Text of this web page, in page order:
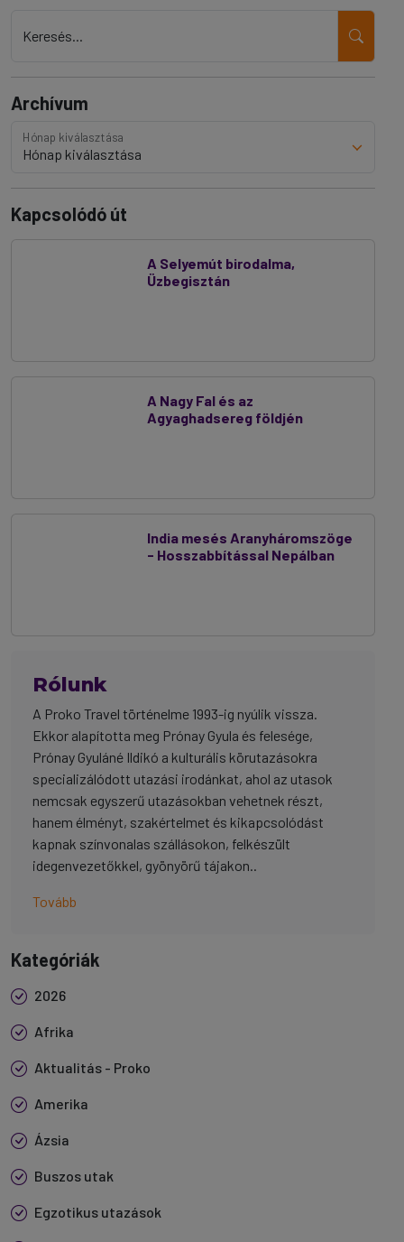
Keresés...
Archívum
Hónap kiválasztása
Kapcsolódó út
A Selyemút birodalma,
Üzbegisztán
A Nagy Fal és az
Agyaghadsereg földjén
India mesés Aranyháromszöge
- Hosszabbítással Nepálban
Rólunk
A Proko Travel történelme 1993-ig nyúlik vissza.
Ekkor alapította meg Prónay Gyula és felesége,
Prónay Gyuláné Ildikó a kulturális körutazásokra
specializálódott utazási irodánkat, ahol az utasok
nemcsak egyszerű utazásokban vehetnek részt,
hanem élményt, szakértelmet és kikapcsolódást
kapnak színvonalas szállásokon, felkészült
idegenvezetőkkel, gyönyörű tájakon..
Tovább
Kategóriák
2026
Afrika
Aktualitás - Proko
Amerika
Ázsia
Buszos utak
Egzotikus utazások